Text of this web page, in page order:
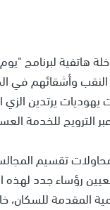
هاتفية لبرنامج
النقب وأشقائهم في
يرتدين
الترويج للخدمة
تقسيم
رؤساء جدد
المقدمة